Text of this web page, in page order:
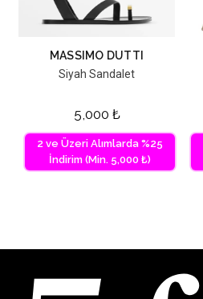
MASSIMO DUTTI
Siyah Sandalet
5,000 ₺
2 ve Üzeri Alımlarda %25
İndirim (Min. 5,000 ₺)